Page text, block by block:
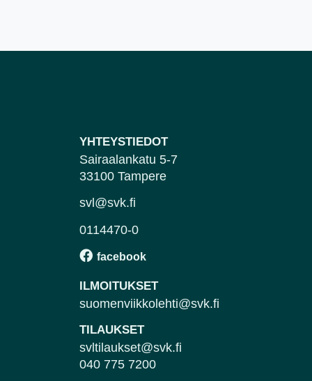
YHTEYSTIEDOT
Sairaalankatu 5-7
33100 Tampere
svl@svk.fi
0114470-0
ILMOITUKSET
suomenviikkolehti@svk.fi
TILAUKSET
svltilaukset@svk.fi
040 775 7200